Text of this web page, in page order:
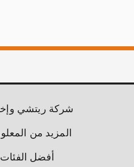
شركة ريتشي
المزيد من
أفضل الفئات